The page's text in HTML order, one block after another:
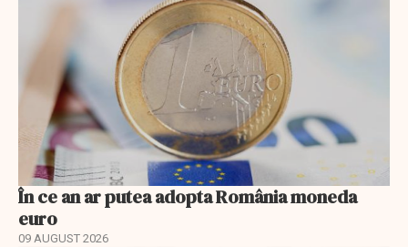
În ce an ar putea adopta România moneda
euro
09 AUGUST 2026